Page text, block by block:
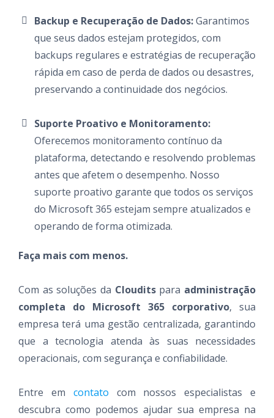
Backup e Recuperação de Dados:Garantimos
que seus dados estejam protegidos, com
backups regulares e estratégias de recuperação
rápida em caso de perda de dados ou desastres,
preservando a continuidade dos negócios.
Suporte Proativo e Monitoramento:
Oferecemos monitoramento contínuo da
plataforma, detectando e resolvendo problemas
antes que afetem o desempenho. Nosso
suporte proativo garante que todos os serviços
do Microsoft 365 estejam sempre atualizados e
operando de forma otimizada.
Faça mais com menos.
Com as soluções da Clouditspara administração
completa do Microsoft 365 corporativo, sua
empresa terá uma gestão centralizada, garantindo
que a tecnologia atenda às suas necessidades
operacionais, com segurança e confiabilidade.
Entre em contato com nossos especialistas e
descubra como podemos ajudar sua empresa na